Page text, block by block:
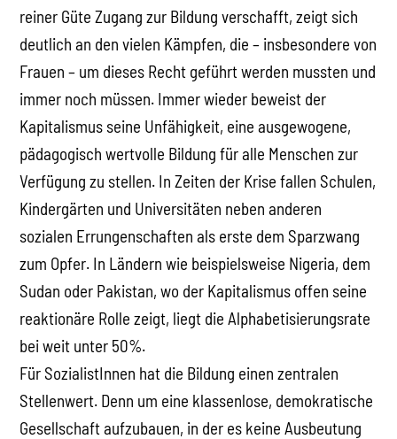
reiner Güte Zugang zur Bildung verschafft, zeigt sich
deutlich an den vielen Kämpfen, die – insbesondere von
Frauen – um dieses Recht geführt werden mussten und
immer noch müssen. Immer wieder beweist der
Kapitalismus seine Unfähigkeit, eine ausgewogene,
pädagogisch wertvolle Bildung für alle Menschen zur
Verfügung zu stellen. In Zeiten der Krise fallen Schulen,
Kindergärten und Universitäten neben anderen
sozialen Errungenschaften als erste dem Sparzwang
zum Opfer. In Ländern wie beispielsweise Nigeria, dem
Sudan oder Pakistan, wo der Kapitalismus offen seine
reaktionäre Rolle zeigt, liegt die Alphabetisierungsrate
bei weit unter 50%.
Für SozialistInnen hat die Bildung einen zentralen
Stellenwert. Denn um eine klassenlose, demokratische
Gesellschaft aufzubauen, in der es keine Ausbeutung